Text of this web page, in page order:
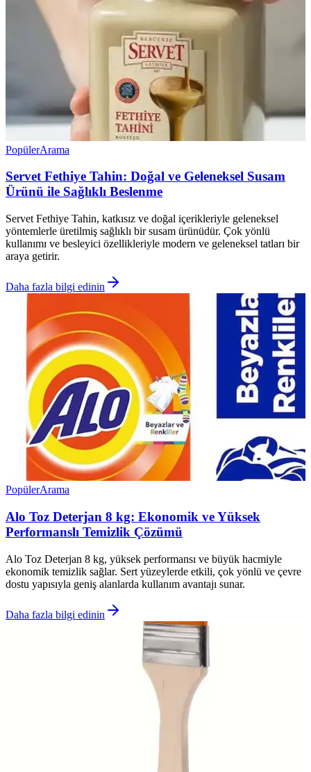
PopülerArama
Servet Fethiye Tahin: Doğal ve Geleneksel Susam
Ürünü ile Sağlıklı Beslenme
Servet Fethiye Tahin, katkısız ve doğal içerikleriyle geleneksel
yöntemlerle üretilmiş sağlıklı bir susam ürünüdür. Çok yönlü
kullanımı ve besleyici özellikleriyle modern ve geleneksel tatları bir
araya getirir.
Daha fazla bilgi edinin
PopülerArama
Alo Toz Deterjan 8 kg: Ekonomik ve Yüksek
Performanslı Temizlik Çözümü
Alo Toz Deterjan 8 kg, yüksek performansı ve büyük hacmiyle
ekonomik temizlik sağlar. Sert yüzeylerde etkili, çok yönlü ve çevre
dostu yapısıyla geniş alanlarda kullanım avantajı sunar.
Daha fazla bilgi edinin